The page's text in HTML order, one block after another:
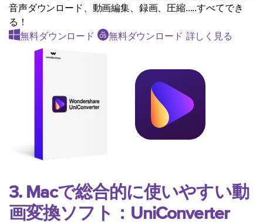
音声ダウンロード、動画編集、録画、圧縮.....すべてでき
る！
無料ダウンロード
無料ダウンロード 詳しく見る
3. Macで総合的に使いやすい動
画変換ソフト： UniConverter